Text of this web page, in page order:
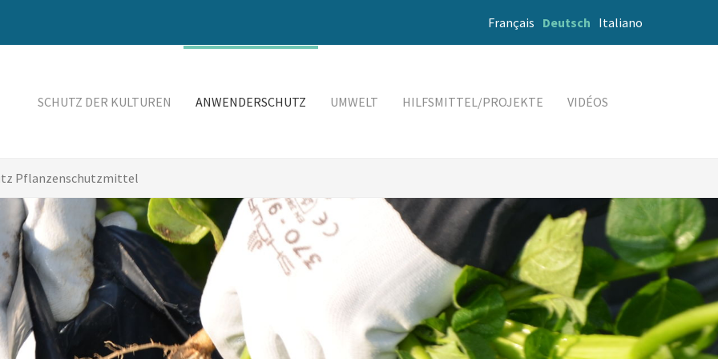
Français Deutsch Italiano
SCHUTZ DER KULTUREN ANWENDERSCHUTZ UMWELT HILFSMITTEL/PROJEKTE VIDÉOS
Pflanzenschutzmittel